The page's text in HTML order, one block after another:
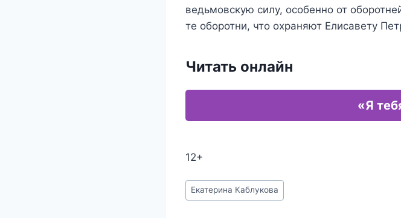
ведьмовскую силу, особенно от
те оборотни, что охраняют Елисавету
Читать онлайн
«Я
12+
Метки
записи:
Екатерина Каблукова